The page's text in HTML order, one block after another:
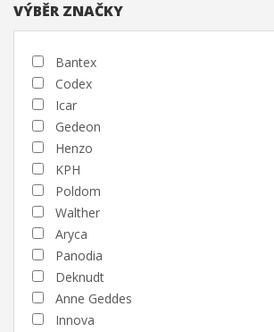
VÝBĚR ZNAČKY
Bantex
Codex
Icar
Gedeon
Henzo
KPH
Poldom
Walther
Aryca
Panodia
Deknudt
Anne Geddes
Innova